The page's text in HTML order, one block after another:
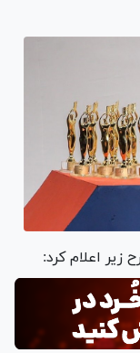
زیر اعلام کرد: